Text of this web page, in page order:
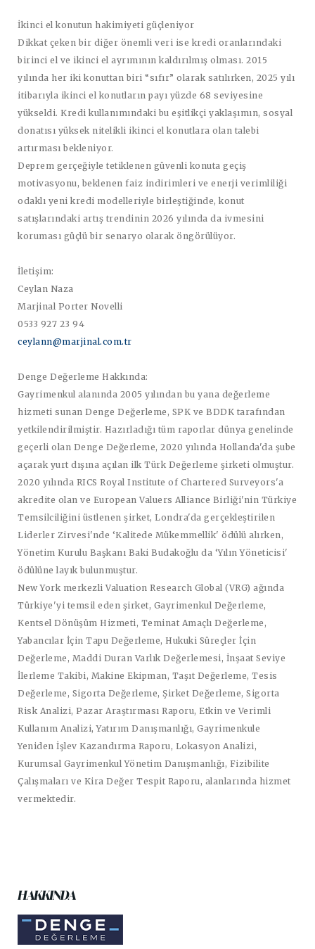
İkinci el konutun hakimiyeti güçleniyor
Dikkat çeken bir diğer önemli veri ise kredi oranlarındaki
birinci el ve ikinci el ayrımının kaldırılmış olması. 2015
yılında her iki konuttan biri “sıfır” olarak satılırken, 2025 yılı
itibarıyla ikinci el konutların payı yüzde 68 seviyesine
yükseldi. Kredi kullanımındaki bu eşitlikçi yaklaşımın, sosyal
donatısı yüksek nitelikli ikinci el konutlara olan talebi
artırması bekleniyor.
Deprem gerçeğiyle tetiklenen güvenli konuta geçiş
motivasyonu, beklenen faiz indirimleri ve enerji verimliliği
odaklı yeni kredi modelleriyle birleştiğinde, konut
satışlarındaki artış trendinin 2026 yılında da ivmesini
koruması güçlü bir senaryo olarak öngörülüyor.
İletişim:
Ceylan Naza
Marjinal Porter Novelli
0533 927 23 94
ceylann@marjinal.com.tr
Denge Değerleme Hakkında:
Gayrimenkul alanında 2005 yılından bu yana değerleme
hizmeti sunan Denge Değerleme, SPK ve BDDK tarafından
yetkilendirilmiştir. Hazırladığı tüm raporlar dünya genelinde
geçerli olan Denge Değerleme, 2020 yılında Hollanda'da şube
açarak yurt dışına açılan ilk Türk Değerleme şirketi olmuştur.
2020 yılında RICS Royal Institute of Chartered Surveyors'a
akredite olan ve European Valuers Alliance Birliği'nin Türkiye
Temsilciliğini üstlenen şirket, Londra'da gerçekleştirilen
Liderler Zirvesi'nde ‘Kalitede Mükemmellik' ödülü alırken,
Yönetim Kurulu Başkanı Baki Budakoğlu da ‘Yılın Yöneticisi'
ödülüne layık bulunmuştur.
New York merkezli Valuation Research Global (VRG) ağında
Türkiye'yi temsil eden şirket, Gayrimenkul Değerleme,
Kentsel Dönüşüm Hizmeti, Teminat Amaçlı Değerleme,
Yabancılar İçin Tapu Değerleme, Hukuki Süreçler İçin
Değerleme, Maddi Duran Varlık Değerlemesi, İnşaat Seviye
İlerleme Takibi, Makine Ekipman, Taşıt Değerleme, Tesis
Değerleme, Sigorta Değerleme, Şirket Değerleme, Sigorta
Risk Analizi, Pazar Araştırması Raporu, Etkin ve Verimli
Kullanım Analizi, Yatırım Danışmanlığı, Gayrimenkule
Yeniden İşlev Kazandırma Raporu, Lokasyon Analizi,
Kurumsal Gayrimenkul Yönetim Danışmanlığı, Fizibilite
Çalışmaları ve Kira Değer Tespit Raporu, alanlarında hizmet
vermektedir.
HAKKINDA